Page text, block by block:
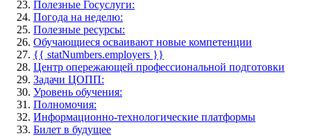
Полезные Госуслуги:
Погода на неделю:
Полезные ресурсы:
Обучающиеся осваивают новые компетенции
{{ statNumbers.employers }}
Центр опережающей профессиональной подготовки
Задачи ЦОПП:
Уровень обучения:
Полномочия:
Информационно-технологические платформы
Билет в будущее